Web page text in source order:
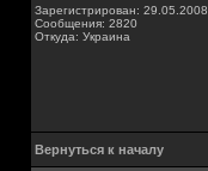
Зарегистрирован: 29.05.2008
Сообщения: 2820
Откуда: Украина
Вернуться к началу